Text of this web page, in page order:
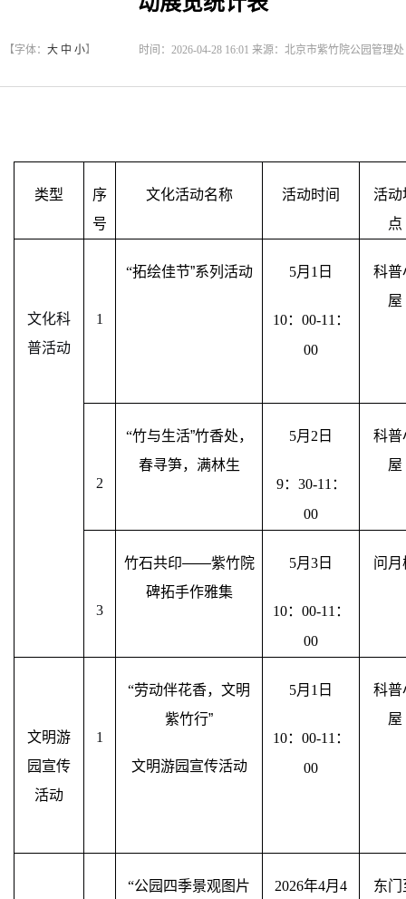
时间：2026-04-28 16:01 来源：北京市紫竹院公园管理处
【字体： 大 中 小】
类型
序
号
文化活动名称 活动时间
活动
点
文化科
普活动
1
“拓绘佳节”系列活动 5月 1 日
10： 00-11 ：
00
科普
屋
2
“竹与生活”竹香处，
春寻笋，满林生
5月 2 日
9： 30-11 ：
00
科普
屋
3
竹石共印——紫竹院
碑拓手作雅集
5月 3 日
10： 00-11 ：
00
问月
文明游
园宣传
活动
1
“劳动伴花香，文明
紫竹行”
文明游园宣传活动
5月 1 日
10： 00-11 ：
00
科普
屋
“公园四季景观图片
2026年4月 4
东门